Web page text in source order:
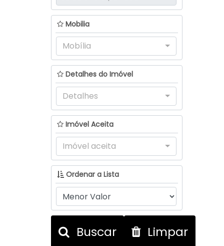
Bela Vista (1)
Padre Anchieta (1)
Navegantes (2)
Volta Grande (2)
Rancho Queimado (2)
Ituporanga (1)
Vila Nova (1)
Trombudo Central (1)
Estação (1)
Mobilia
Mobília
Detalhes do Imóvel
Detalhes
Imóvel Aceita
Imóvel aceita
Ordenar a Lista
Buscar Limpar